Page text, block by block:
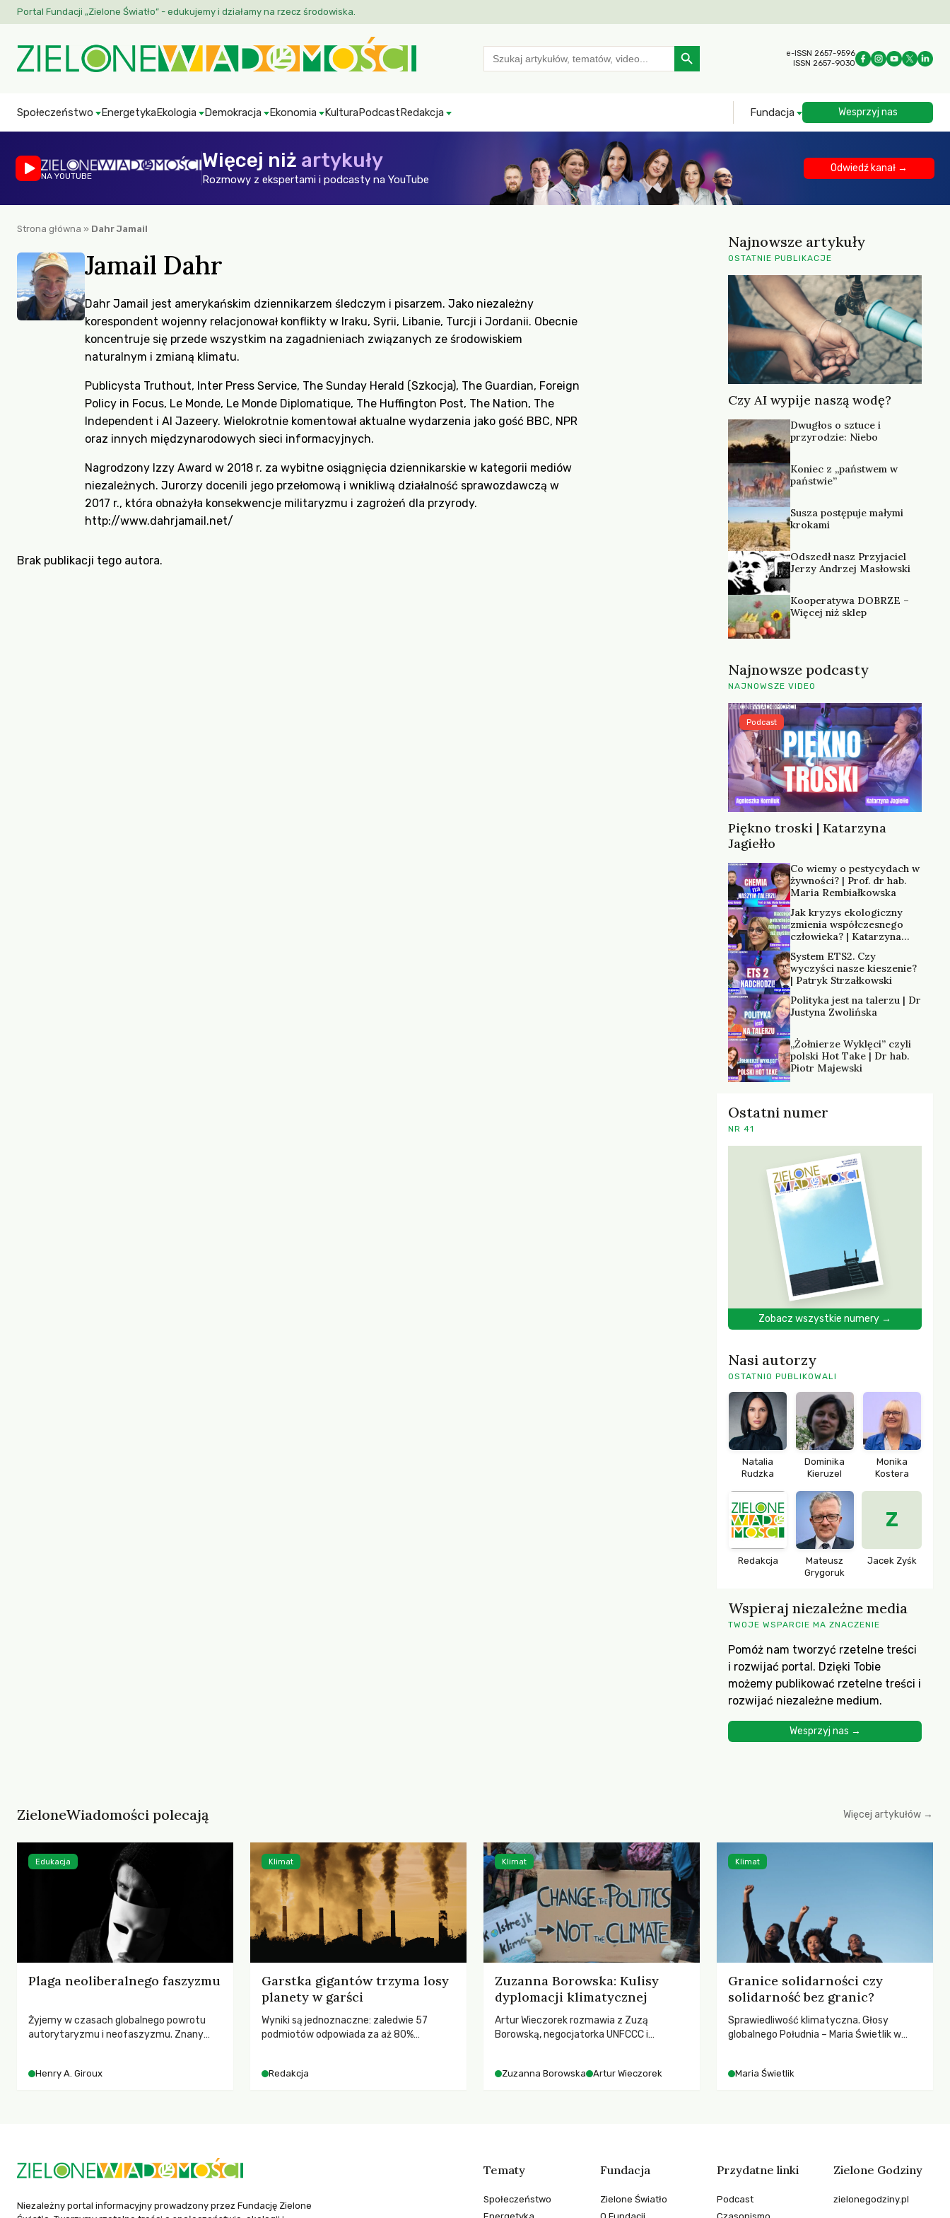
Portal Fundacji „Zielone Światło” - edukujemy i działamy na rzecz środowiska.
Search
for:
Search Button
e-ISSN 2657-9596
ISSN 2657-9030
Społeczeństwo EnergetykaEkologia Demokracja Ekonomia KulturaPodcastRedakcja Fundacja Wesprzyj nas
NA YOUTUBE
Więcej niż artykuły
Rozmowy z ekspertami i podcasty na YouTube
Odwiedź kanał →
Strona główna » Dahr Jamail
Jamail Dahr
Dahr Jamail jest amerykańskim dziennikarzem śledczym i pisarzem. Jako niezależny
korespondent wojenny relacjonował konflikty w Iraku, Syrii, Libanie, Turcji i Jordanii. Obecnie
koncentruje się przede wszystkim na zagadnieniach związanych ze środowiskiem
naturalnym i zmianą klimatu.
Publicysta Truthout, Inter Press Service, The Sunday Herald (Szkocja), The Guardian, Foreign
Policy in Focus, Le Monde, Le Monde Diplomatique, The Huffington Post, The Nation, The
Independent i Al Jazeery. Wielokrotnie komentował aktualne wydarzenia jako gość BBC, NPR
oraz innych międzynarodowych sieci informacyjnych.
Nagrodzony Izzy Award w 2018 r. za wybitne osiągnięcia dziennikarskie w kategorii mediów
niezależnych. Jurorzy docenili jego przełomową i wnikliwą działalność sprawozdawczą w
2017 r., która obnażyła konsekwencje militaryzmu i zagrożeń dla przyrody.
http://www.dahrjamail.net/
Brak publikacji tego autora.
Najnowsze artykuły
OSTATNIE PUBLIKACJE
Czy AI wypije naszą wodę?
Dwugłos o sztuce i
przyrodzie: Niebo
Koniec z „państwem w
państwie”
Susza postępuje małymi
krokami
Odszedł nasz Przyjaciel
Jerzy Andrzej Masłowski
Kooperatywa DOBRZE –
Więcej niż sklep
Najnowsze podcasty
NAJNOWSZE VIDEO
Piękno troski | Katarzyna
Jagiełło
Podcast
Co wiemy o pestycydach w
żywności? | Prof. dr hab.
Maria Rembiałkowska
Jak kryzys ekologiczny
zmienia współczesnego
człowieka? | Katarzyna
System ETS2. Czy
wyczyści nasze kieszenie?
| Patryk Strzałkowski
Polityka jest na talerzu | Dr
Justyna Zwolińska
„Żołnierze Wyklęci” czyli
polski Hot Take | Dr hab.
Piotr Majewski
Ostatni numer
NR 41
Zobacz wszystkie numery →
Nasi autorzy
OSTATNIO PUBLIKOWALI
Natalia
Rudzka
Dominika
Kieruzel
Monika
Kostera
Redakcja
Mateusz
Grygoruk
Z
Jacek Zyśk
Wspieraj niezależne media
TWOJE WSPARCIE MA ZNACZENIE
Pomóż nam tworzyć rzetelne treści
i rozwijać portal. Dzięki Tobie
możemy publikować rzetelne treści i
rozwijać niezależne medium.
Wesprzyj nas →
ZieloneWiadomości polecają Więcej artykułów →
Plaga neoliberalnego faszyzmu
Żyjemy w czasach globalnego powrotu
autorytaryzmu i neofaszyzmu. Znany
społeczeństwo. Czy współczesne
Henry A. Giroux
Edukacja
Garstka gigantów trzyma losy
planety w garści
Wyniki są jednoznaczne: zaledwie 57
podmiotów odpowiada za aż 80%
Redakcja
Klimat
Zuzanna Borowska: Kulisy
dyplomacji klimatycznej
Artur Wieczorek rozmawia z Zuzą
Borowską, negocjatorka UNFCCC i
ruchach klimatycznych
Zuzanna Borowska Artur Wieczorek
Klimat
Granice solidarności czy
solidarność bez granic?
Sprawiedliwość klimatyczna. Głosy
globalnego Południa – Maria Świetlik w
Maria Świetlik
Klimat
Niezależny portal informacyjny prowadzony przez Fundację Zielone
Tematy
Społeczeństwo
Fundacja
Zielone Światło
Przydatne linki
Podcast
Zielone Godziny
zielonegodziny.pl